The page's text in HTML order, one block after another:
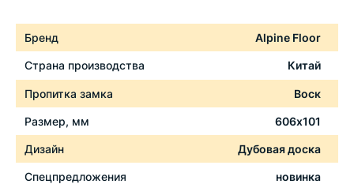
Характеристики
Бренд Alpine Floor
Страна производства Китай
Пропитка замка Воск
Размер, мм 606x101
Дизайн Дубовая доска
Спецпредложения новинка